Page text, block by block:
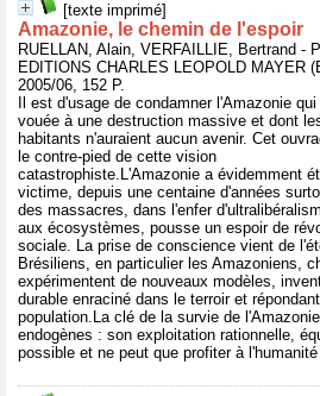
[texte imprimé]
Amazonie, le chemin de l'espoir
RUELLAN, Alain, VERFAILLIE, Bertrand -
EDITIONS CHARLES LEOPOLD MAYER
2005/06, 152 P.
Il est d'usage de condamner l'Amazonie
vouée à une destruction massive et dont
habitants n'auraient aucun avenir. Cet
le contre-pied de cette vision
catastrophiste.L'Amazonie a évidemment
victime, depuis une centaine d'années
des massacres, dans l'enfer
aux écosystèmes, pousse un espoir de
sociale. La prise de conscience vient de
Brésiliens, en particulier les Amazoniens,
expérimentent de nouveaux modèles,
durable enraciné dans le terroir et
population.La clé de la survie de
endogènes : son exploitation rationnelle,
possible et ne peut que profiter à